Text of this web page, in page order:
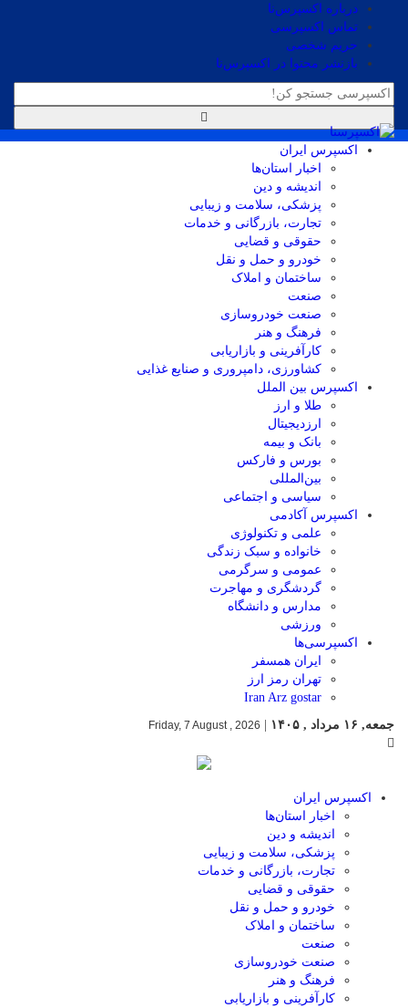
درباره اکسپرس‌نا
تماس اکسپرسی
حریم شخصی
بازنشر محتوا در اکسپرس‌نا
اکسپرس ایران
اخبار استان‌ها
اندیشه و دین
پزشکی، سلامت و زیبایی
تجارت، بازرگانی و خدمات
حقوقی و قضایی
خودرو و حمل و نقل
ساختمان و املاک
صنعت
صنعت خودروسازی
فرهنگ و هنر
کارآفرینی و بازاریابی
کشاورزی، دامپروری و صنایع غذایی
اکسپرس بین الملل
طلا و ارز
ارزدیجیتال
بانک و بیمه
بورس و فارکس
بین‌المللی
سیاسی و اجتماعی
اکسپرس آکادمی
علمی و تکنولوژی
خانواده و سبک زندگی
عمومی و سرگرمی
گردشگری و مهاجرت
مدارس و دانشگاه
ورزشی
اکسپرسی‌ها
ایران همسفر
تهران رمز ارز
Iran Arz gostar
جمعه, ۱۶ مرداد , ۱۴۰۵
Friday, 7 August , 2026
اکسپرس ایران
اخبار استان‌ها
اندیشه و دین
پزشکی، سلامت و زیبایی
تجارت، بازرگانی و خدمات
حقوقی و قضایی
خودرو و حمل و نقل
ساختمان و املاک
صنعت
صنعت خودروسازی
فرهنگ و هنر
کارآفرینی و بازاریابی